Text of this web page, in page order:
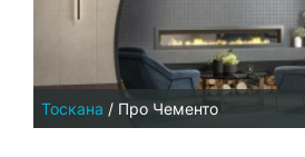
Тоскана / Про Чементо